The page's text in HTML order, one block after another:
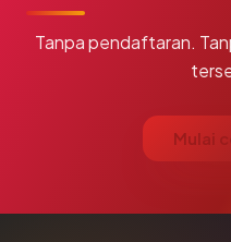
Tanpa pendaftaran.
Mulai